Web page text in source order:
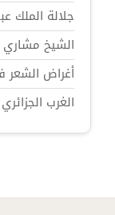
جلالة الملك
الشيخ
أغراض الشعر
الغرب الجزائري